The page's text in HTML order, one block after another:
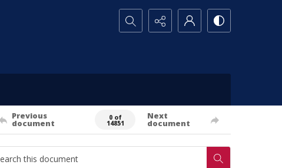
Search...
Previous
document
0 of
14851
Next
document